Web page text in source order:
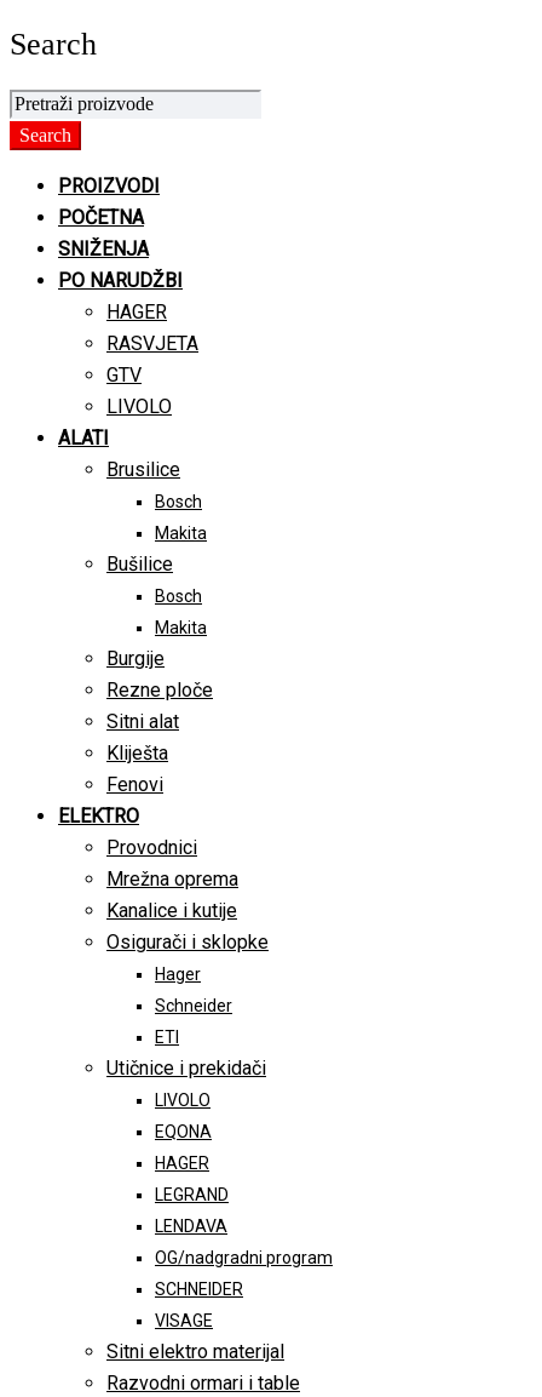
Search
PROIZVODI
POČETNA
SNIŽENJA
PO NARUDŽBI
HAGER
RASVJETA
GTV
LIVOLO
ALATI
Brusilice
Bosch
Makita
Bušilice
Bosch
Makita
Burgije
Rezne ploče
Sitni alat
Kliješta
Fenovi
ELEKTRO
Provodnici
Mrežna oprema
Kanalice i kutije
Osigurači i sklopke
Hager
Schneider
ETI
Utičnice i prekidači
LIVOLO
EQONA
HAGER
LEGRAND
LENDAVA
OG/nadgradni program
SCHNEIDER
VISAGE
Sitni elektro materijal
Razvodni ormari i table